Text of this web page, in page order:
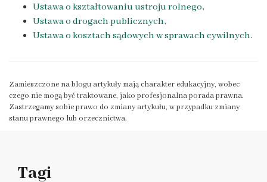
Ustawa o kształtowaniu ustroju rolnego,
Ustawa o drogach publicznych,
Ustawa o kosztach sądowych w sprawach cywilnych.
Zamieszczone na blogu artykuły mają charakter edukacyjny, wobec
czego nie mogą być traktowane, jako profesjonalna porada prawna.
Zastrzegamy sobie prawo do zmiany artykułu, w przypadku zmiany
stanu prawnego lub orzecznictwa.
Tagi